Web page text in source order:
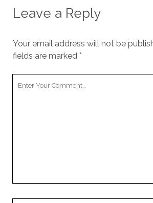
Leave a Reply
Your email address will not be
fields are marked *